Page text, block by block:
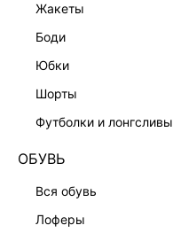
жакеты
боди
юбки
шорты
футболки и лонгсливы
ОБУВЬ
вся обувь
лоферы
КАТАЛОГ
КОМПАНИЯ
КЛИЕНТАМ